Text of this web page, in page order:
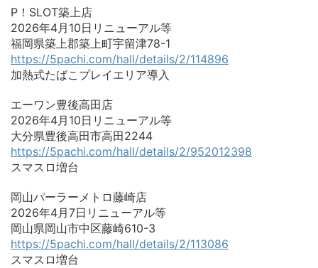
P！SLOT築上店
2026年4月10日リニューアル等
福岡県築上郡築上町宇留津78-1
https://5pachi.com/hall/details/2/114896
加熱式たばこプレイエリア導入
エーワン豊後高田店
2026年4月10日リニューアル等
大分県豊後高田市高田2244
https://5pachi.com/hall/details/2/952012398
スマスロ増台
岡山パーラーメトロ藤崎店
2026年4月7日リニューアル等
岡山県岡山市中区藤崎610-3
https://5pachi.com/hall/details/2/113086
スマスロ増台